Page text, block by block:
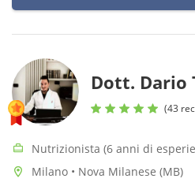
Dott. Dario
(43
Nutrizionista (6 anni di
Milano • Nova Milanese (MB)